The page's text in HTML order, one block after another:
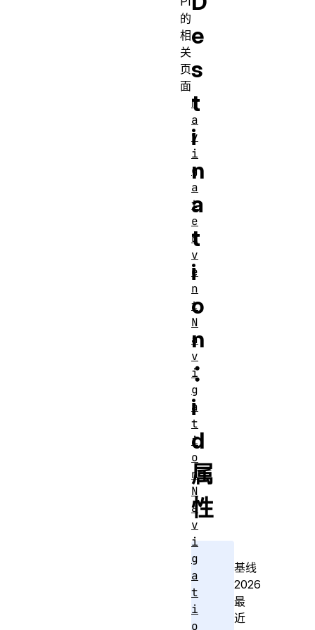
e
s
t
i
n
a
t
i
o
n
：
i
d
属
性
基线
2026
最
近
的
相
关
页
面
N
a
v
i
g
a
t
e
E
v
e
n
t
N
a
v
i
g
a
t
i
o
n
N
a
v
i
g
a
t
i
o